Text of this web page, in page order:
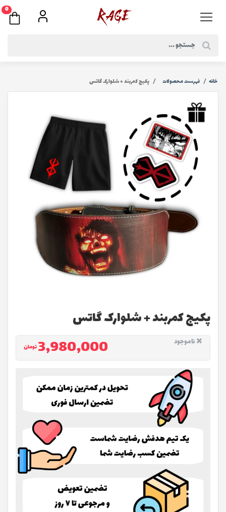
0
خانه فهرست محصولات پکیج کمربند + شلوارک گاتس
پکیج کمربند + شلوارک گاتس
ناموجود 3,980,000تومان